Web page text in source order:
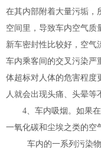
在其内部附着大量污垢，
空间里，导致车内空气质
新车密封性比较好，空气
车内乘客间的交叉污染严
体超标对人体的危害程度
人就会出现头痛、头晕等
4、车内吸烟。如果
一氧化碳和尘埃之类的空
车内的一系列污染